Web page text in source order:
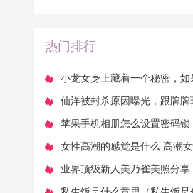
热门排行
小龙女身上藏着一个秘密，如
过不会爱她，不是尹志平！
仙洋被封杀原因曝光，跟牌牌
成为导火索？太狂妄
苹果手机相册怎么设置密码锁
相册上锁的3种方法
女性高潮的感觉是什么 高潮
历是什么
业界顶级新人美乃雀美照分享